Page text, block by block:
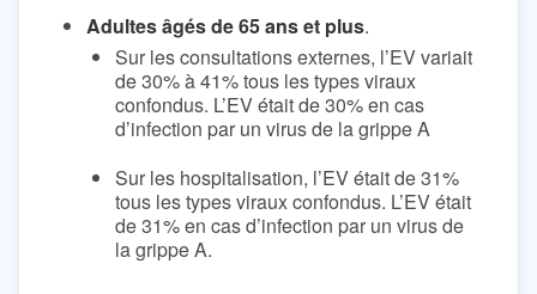
Adultes âgés de 65 ans et plus.
Sur les consultations externes, l’EV variait
de 30% à 41% tous les types viraux
confondus. L’EV était de 30% en cas
d’infection par un virus de la grippe A
Sur les hospitalisation, l’EV était de 31%
tous les types viraux confondus. L’EV était
de 31% en cas d’infection par un virus de
la grippe A.